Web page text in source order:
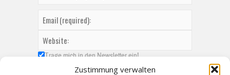
Zustimmung verwalten
Trage mich in den Newsletter ein!